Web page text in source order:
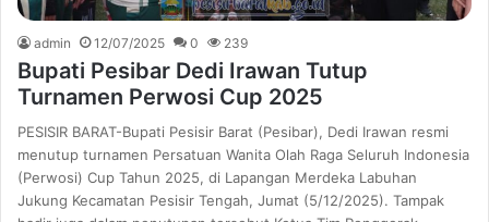
admin 12/07/2025 0 239
Bupati Pesibar Dedi Irawan Tutup
Turnamen Perwosi Cup 2025
PESISIR BARAT-Bupati Pesisir Barat (Pesibar), Dedi Irawan resmi
menutup turnamen Persatuan Wanita Olah Raga Seluruh Indonesia
(Perwosi) Cup Tahun 2025, di Lapangan Merdeka Labuhan
Jukung Kecamatan Pesisir Tengah, Jumat (5/12/2025). Tampak